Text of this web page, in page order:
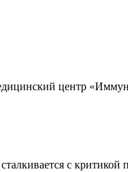
центр
с критикой